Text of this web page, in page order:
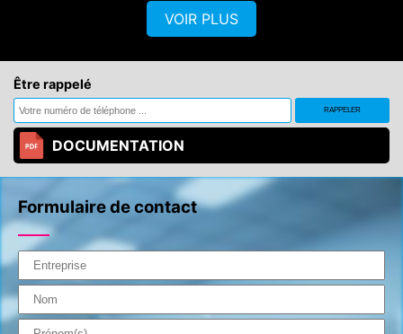
VOIR PLUS
Être rappelé
DOCUMENTATION
Formulaire de contact